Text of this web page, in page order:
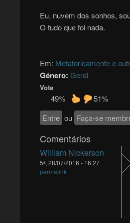
Eu, nuvem dos sonhos,
O tudo que foi nada.
Em: Metaforicamente e
Género: Geral
Vote
49%
51%
Entre ou Faça-se
Comentários
William Nickerson
5ª, 28/07/2016 - 16:27
permalink